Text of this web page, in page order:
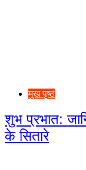
मुख पृष्ठ
शुभ प्रभात:
के सितारे